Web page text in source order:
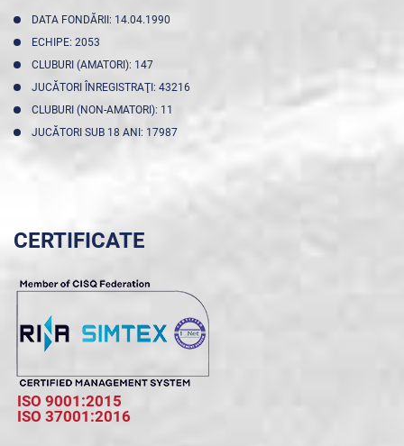
DATA FONDĂRII: 14.04.1990
ECHIPE: 2053
CLUBURI (AMATORI): 147
JUCĂTORI ÎNREGISTRAŢI: 43216
CLUBURI (NON-AMATORI): 11
JUCĂTORI SUB 18 ANI: 17987
CERTIFICATE
ISO 9001:2015
ISO 37001:2016